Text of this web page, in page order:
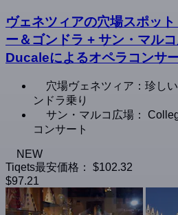
ヴェネツィアの穴場スポッ
ー＆ゴンドラ + サン・マル
Ducaleによるオペラコンサ
穴場ヴェネツィア：珍し
ンドラ乗り
サン・マルコ広場：
コンサート
NEW
Tiqets最安価格：
$102.32
$97.21